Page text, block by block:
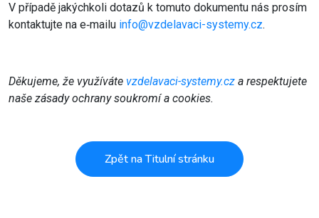
V případě jakýchkoli dotazů k tomuto dokumentu nás prosím
kontaktujte na e‑mailu info@vzdelavaci-systemy.cz.
Děkujeme, že využíváte vzdelavaci-systemy.cz a respektujete
naše zásady ochrany soukromí a cookies.
Zpět na Titulní stránku